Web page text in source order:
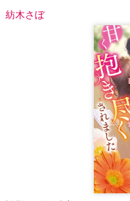
紡木さぼ